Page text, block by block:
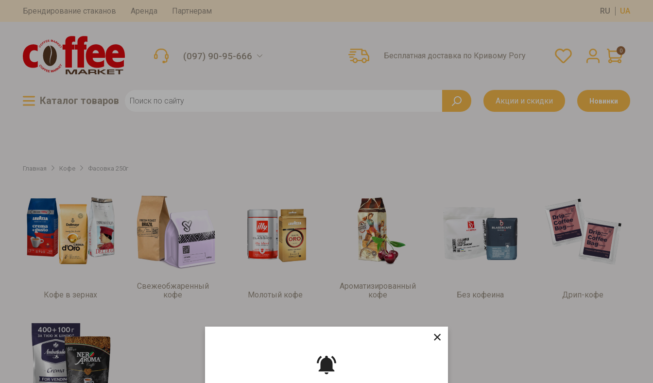
×
Брендирование стаканов Аренда Партнерам RU UA
(097) 90-95-666 Бесплатная доставка по Кривому Рогу
0
Каталог товаров Акции и скидки Новинки
Главная Кофе Фасовка 250г
Кофе в зернах
Свежеобжаренный
кофе
Молотый кофе
Ароматизированный
кофе
Без кофеина Дрип-кофе